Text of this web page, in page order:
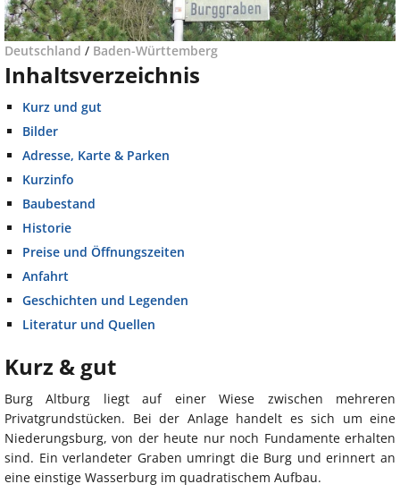
Deutschland / Baden-Württemberg
Inhaltsverzeichnis
Kurz und gut
Bilder
Adresse, Karte & Parken
Kurzinfo
Baubestand
Historie
Preise und Öffnungszeiten
Anfahrt
Geschichten und Legenden
Literatur und Quellen
Kurz & gut
Burg Altburg liegt auf einer Wiese zwischen mehreren
Privatgrundstücken. Bei der Anlage handelt es sich um eine
Niederungsburg, von der heute nur noch Fundamente erhalten
sind. Ein verlandeter Graben umringt die Burg und erinnert an
eine einstige Wasserburg im quadratischem Aufbau.